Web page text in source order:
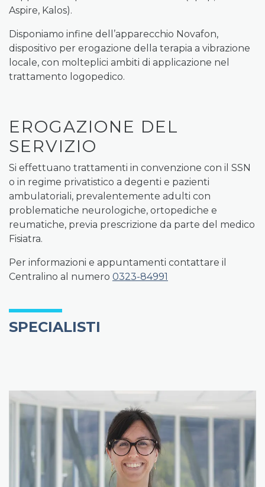
Aspire, Kalos).
Disponiamo infine dell’apparecchio Novafon,
dispositivo per erogazione della terapia a vibrazione
locale, con molteplici ambiti di applicazione nel
trattamento logopedico.
EROGAZIONE DEL
SERVIZIO
Si effettuano trattamenti in convenzione con il SSN
o in regime privatistico a degenti e pazienti
ambulatoriali, prevalentemente adulti con
problematiche neurologiche, ortopediche e
reumatiche, previa prescrizione da parte del medico
Fisiatra.
Per informazioni e appuntamenti contattare il
Centralino al numero 0323-84991
SPECIALISTI